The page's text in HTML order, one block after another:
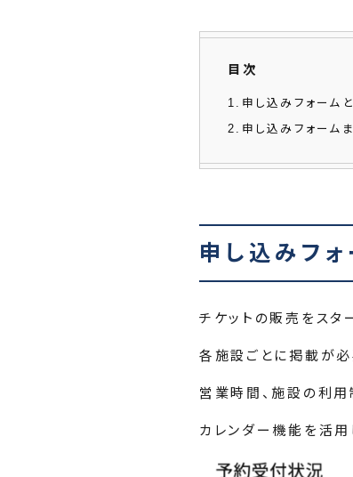
目次
1 申し込みフォームと
2 申し込みフォーム
申し込みフォ
チケットの販売をスタ
各施設ごとに掲載が必
営業時間、施設の利用
カレンダー機能を活用